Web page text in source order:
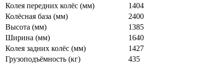
Колея передних колёс (мм)
1404
Колёсная база (мм)
2400
Высота (мм)
1385
Ширина (мм)
1640
Колея задних колёс (мм)
1427
Грузоподъёмность (кг)
435